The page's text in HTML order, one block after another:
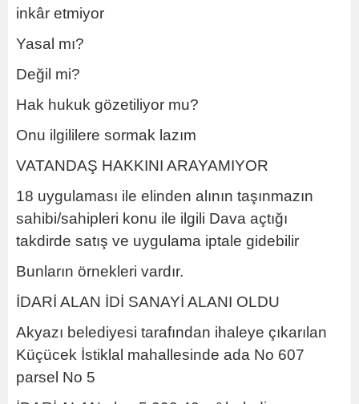
inkâr etmiyor
Yasal mı?
Değil mi?
Hak hukuk gözetiliyor mu?
Onu ilgililere sormak lazım
VATANDAŞ HAKKINI ARAYAMIYOR
18 uygulaması ile elinden alının taşınmazın
sahibi/sahipleri konu ile ilgili Dava açtığı
takdirde satış ve uygulama iptale gidebilir
Bunların örnekleri vardır.
İDARİ ALAN İDİ SANAYİ ALANI OLDU
Akyazı belediyesi tarafından ihaleye çıkarılan
Küçücek İstiklal mahallesinde ada No 607
parsel No 5